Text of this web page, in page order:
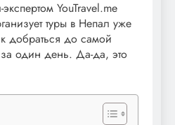
YouTravel.me
туры в Непал уже
добраться до самой
за один день. Да-да, это